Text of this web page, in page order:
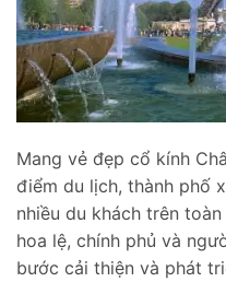
Mang vẻ đẹp cổ kính
điểm du lịch, thành phố
nhiều du khách trên
hoa lệ, chính phủ và
bước cải thiện và phát